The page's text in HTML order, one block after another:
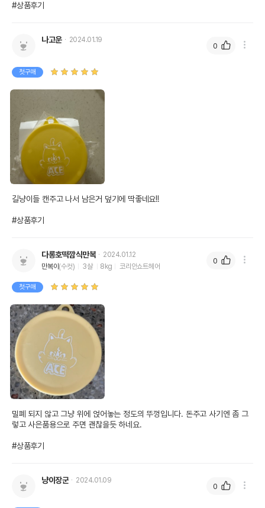
#상품후기
나고운 2024.01.19
첫구매
길냥이들 캔주고 나서 남은거 덮기에 딱좋네요!!
#상품후기
0
다롱호떡깜식만복
2024.01.12
만복이 (수컷) 3살 8kg 코리안쇼트헤어
첫구매
밀폐 되지 않고 그냥 위에 얹어놓는 정도의 뚜껑입니다. 돈주고 사기엔 좀 그
렇고 사은품용으로 주면 괜찮을듯 하네요.
#상품후기
0
냥이장군 2024.01.09
0